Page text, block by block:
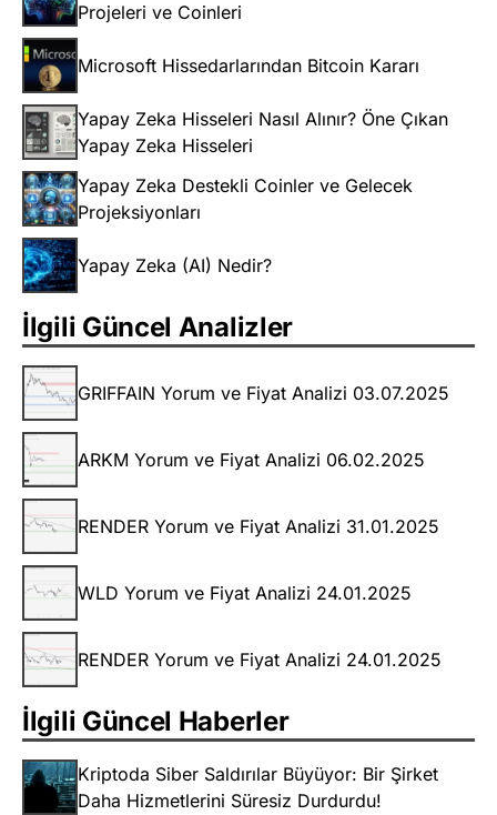
Projeleri ve Coinleri
Microsoft Hissedarlarından Bitcoin Kararı
Yapay Zeka Hisseleri Nasıl Alınır? Öne Çıkan
Yapay Zeka Hisseleri
Yapay Zeka Destekli Coinler ve Gelecek
Projeksiyonları
Yapay Zeka (AI) Nedir?
İlgili Güncel Analizler
GRIFFAIN Yorum ve Fiyat Analizi 03.07.2025
ARKM Yorum ve Fiyat Analizi 06.02.2025
RENDER Yorum ve Fiyat Analizi 31.01.2025
WLD Yorum ve Fiyat Analizi 24.01.2025
RENDER Yorum ve Fiyat Analizi 24.01.2025
İlgili Güncel Haberler
Kriptoda Siber Saldırılar Büyüyor: Bir Şirket
Daha Hizmetlerini Süresiz Durdurdu!